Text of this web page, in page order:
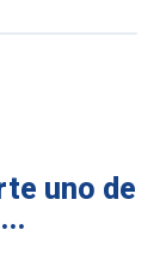
uno de